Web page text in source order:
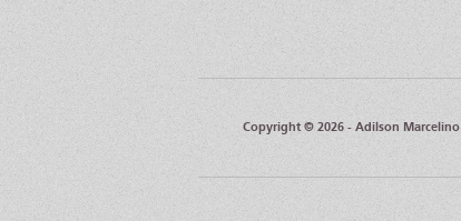
Copyright © 2026 - Adilson Marcelino